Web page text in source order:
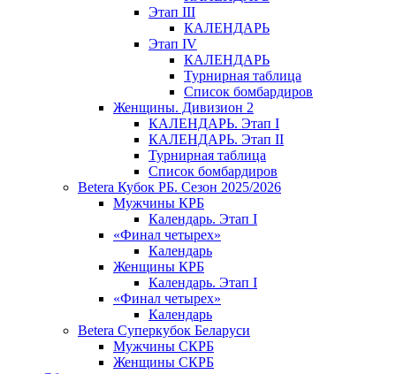
Этап III
КАЛЕНДАРЬ
Этап IV
КАЛЕНДАРЬ
Турнирная таблица
Список бомбардиров
Женщины. Дивизион 2
КАЛЕНДАРЬ. Этап I
КАЛЕНДАРЬ. Этап II
Турнирная таблица
Список бомбардиров
Betera Кубок РБ. Сезон 2025/2026
Мужчины КРБ
Календарь. Этап I
«Финал четырех»
Календарь
Женщины КРБ
Календарь. Этап I
«Финал четырех»
Календарь
Betera Суперкубок Беларуси
Мужчины СКРБ
Женщины СКРБ